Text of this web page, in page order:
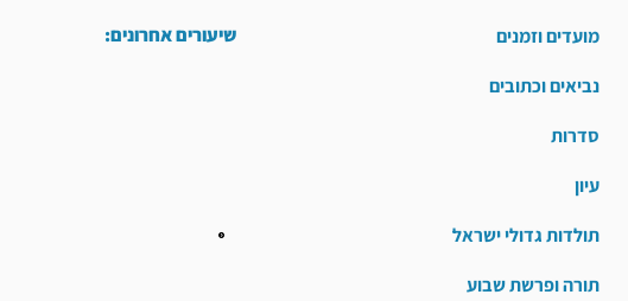
מועדים וזמנים
נביאים וכתובים
סדרות
עיון
תולדות גדולי ישראל
תורה ופרשת שבוע
שיעורים אחרונים: